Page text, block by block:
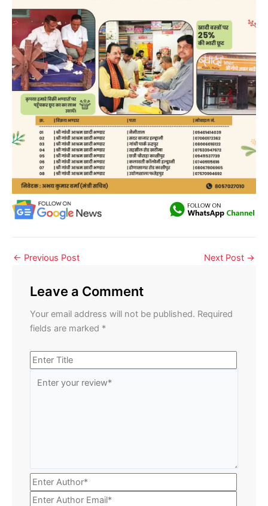
← Previous Post Next Post →
Leave a Comment
Your email address will not be published. Required
fields are marked *